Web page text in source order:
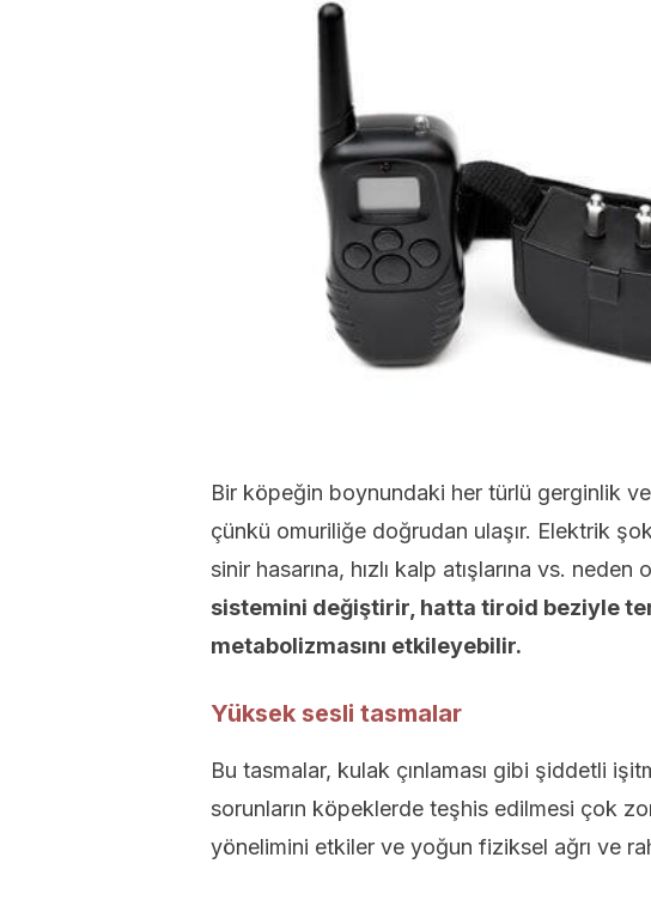
Bir köpeğin boynundaki her türlü gerginlik
çünkü omuriliğe doğrudan ulaşır. Elektrik
sinir hasarına, hızlı kalp atışlarına vs. neden
sistemini değiştirir, hatta tiroid beziyle
metabolizmasını etkileyebilir.
Yüksek sesli tasmalar
Bu tasmalar, kulak çınlaması gibi şiddetli
sorunların köpeklerde teşhis edilmesi çok
yönelimini etkiler ve yoğun fiziksel ağrı ve